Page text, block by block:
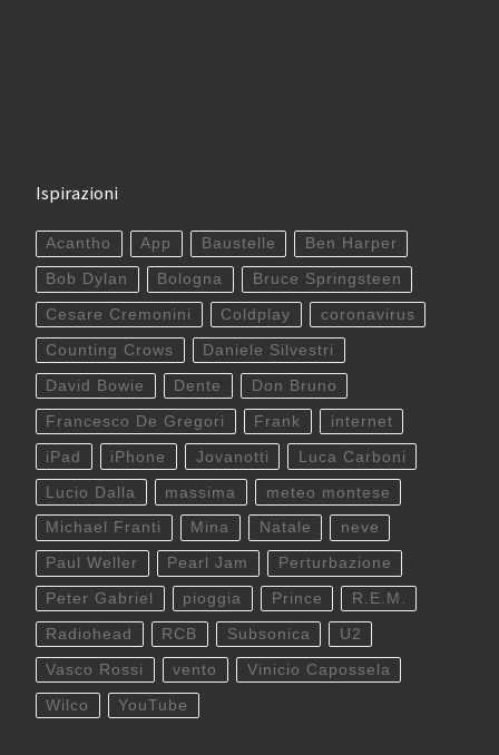
Ispirazioni
Acantho App Baustelle Ben Harper
Bob Dylan Bologna Bruce Springsteen
Cesare Cremonini Coldplay coronavirus
Counting Crows Daniele Silvestri
David Bowie Dente Don Bruno
Francesco De Gregori Frank internet
iPad iPhone Jovanotti Luca Carboni
Lucio Dalla massima meteo montese
Michael Franti Mina Natale neve
Paul Weller Pearl Jam Perturbazione
Peter Gabriel pioggia Prince R.E.M.
Radiohead RCB Subsonica U2
Vasco Rossi vento Vinicio Capossela
Wilco YouTube